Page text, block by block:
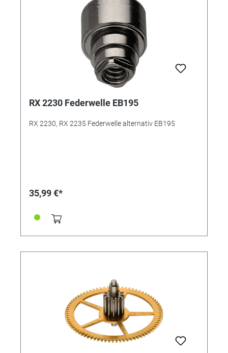
RX 2230 Federwelle EB195
RX 2230, RX 2235 Federwelle alternativ EB195
35,99 €*